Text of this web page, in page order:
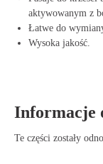
aktywowanym z
Łatwe do
Wysoka jakość.
Informacje
Te części zostały